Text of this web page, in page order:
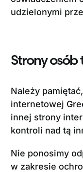
udzielonymi
Strony osób
Należy
internetowej
innej strony
kontroli nad tą
Nie ponosimy
w zakresie